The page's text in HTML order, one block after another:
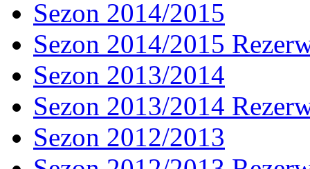
Sezon 2014/2015
Sezon 2014/2015
Sezon 2013/2014
Sezon 2013/2014
Sezon 2012/2013